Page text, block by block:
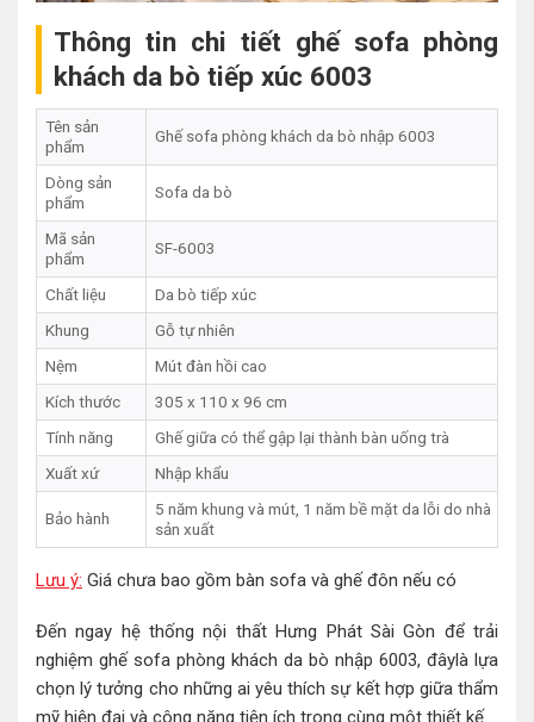
Thông tin chi tiết ghế sofa phòng
khách da bò tiếp xúc 6003
Tên sản
phẩm
Ghế sofa phòng khách da bò nhập 6003
Dòng sản
phẩm
Sofa da bò
Mã sản
phẩm
SF-6003
Chất liệu
Da bò tiếp xúc
Khung
Gỗ tự nhiên
Nệm
Mút đàn hồi cao
Kích thước
305 x 110 x 96 cm
Tính năng
Ghế giữa có thể gập lại thành bàn uống trà
Xuất xứ
Nhập khẩu
Bảo hành
5 năm khung và mút, 1 năm bề mặt da lỗi do nhà
sản xuất
Lưu ý: Giá chưa bao gồm bàn sofa và ghế đôn nếu có
Đến ngay hệ thống nội thất Hưng Phát Sài Gòn để trải
nghiệm ghế sofa phòng khách da bò nhập 6003, đâylà lựa
chọn lý tưởng cho những ai yêu thích sự kết hợp giữa thẩm
mỹ hiện đại và công năng tiện ích trong cùng một thiết kế.